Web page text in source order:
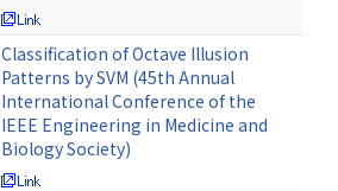
Classification of Octave Illusion
Patterns by SVM (45th Annual
International Conference of the
IEEE Engineering in Medicine and
Biology Society)